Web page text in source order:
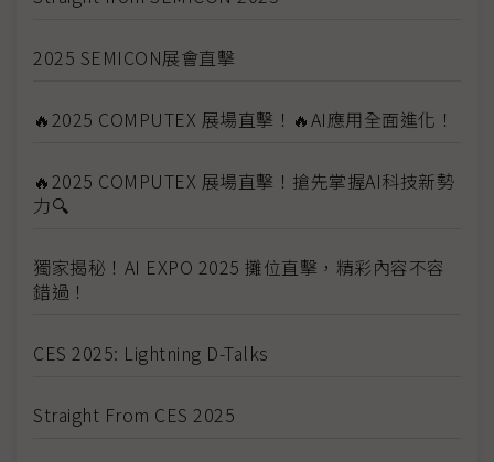
2025 SEMICON展會直擊
🔥2025 COMPUTEX 展場直擊！🔥AI應用全面進化！
🔥2025 COMPUTEX 展場直擊！搶先掌握AI科技新勢
力🔍
獨家揭秘！AI EXPO 2025 攤位直擊，精彩內容不容
錯過！
CES 2025: Lightning D-Talks
Straight From CES 2025